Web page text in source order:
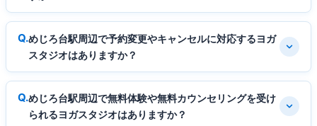
めじろ台駅周辺で予約変更やキャンセルに対応するヨガ
スタジオはありますか？
めじろ台駅周辺で無料体験や無料カウンセリングを受け
られるヨガスタジオはありますか？